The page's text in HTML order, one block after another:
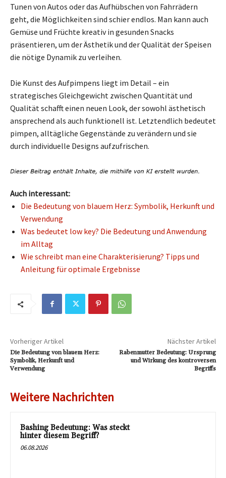
Tunen von Autos oder das Aufhübschen von Fahrrädern
geht, die Möglichkeiten sind schier endlos. Man kann auch
Gemüse und Früchte kreativ in gesunden Snacks
präsentieren, um der Ästhetik und der Qualität der Speisen
die nötige Dynamik zu verleihen.
Die Kunst des Aufpimpens liegt im Detail – ein
strategisches Gleichgewicht zwischen Quantität und
Qualität schafft einen neuen Look, der sowohl ästhetisch
ansprechend als auch funktionell ist. Letztendlich bedeutet
pimpen, alltägliche Gegenstände zu verändern und sie
durch individuelle Designs aufzufrischen.
Auch interessant:
Die Bedeutung von blauem Herz: Symbolik, Herkunft und
Verwendung
Was bedeutet low key? Die Bedeutung und Anwendung
im Alltag
Wie schreibt man eine Charakterisierung? Tipps und
Anleitung für optimale Ergebnisse
Vorheriger Artikel
Die Bedeutung von blauem Herz:
Symbolik, Herkunft und
Verwendung
Nächster Artikel
Rabenmutter Bedeutung: Ursprung
und Wirkung des kontroversen
Begriffs
Weitere Nachrichten
Bashing Bedeutung: Was steckt
hinter diesem Begriff?
06.08.2026